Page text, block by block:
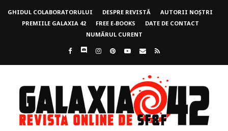
GHIDUL COLABORATORULUI DESPRE REVISTĂ
AUTORII NOȘTRI
PREMIILE GALAXIA 42
FREE E-BOOKS
DATE DE CONTACT
NUMĂRUL CURENT